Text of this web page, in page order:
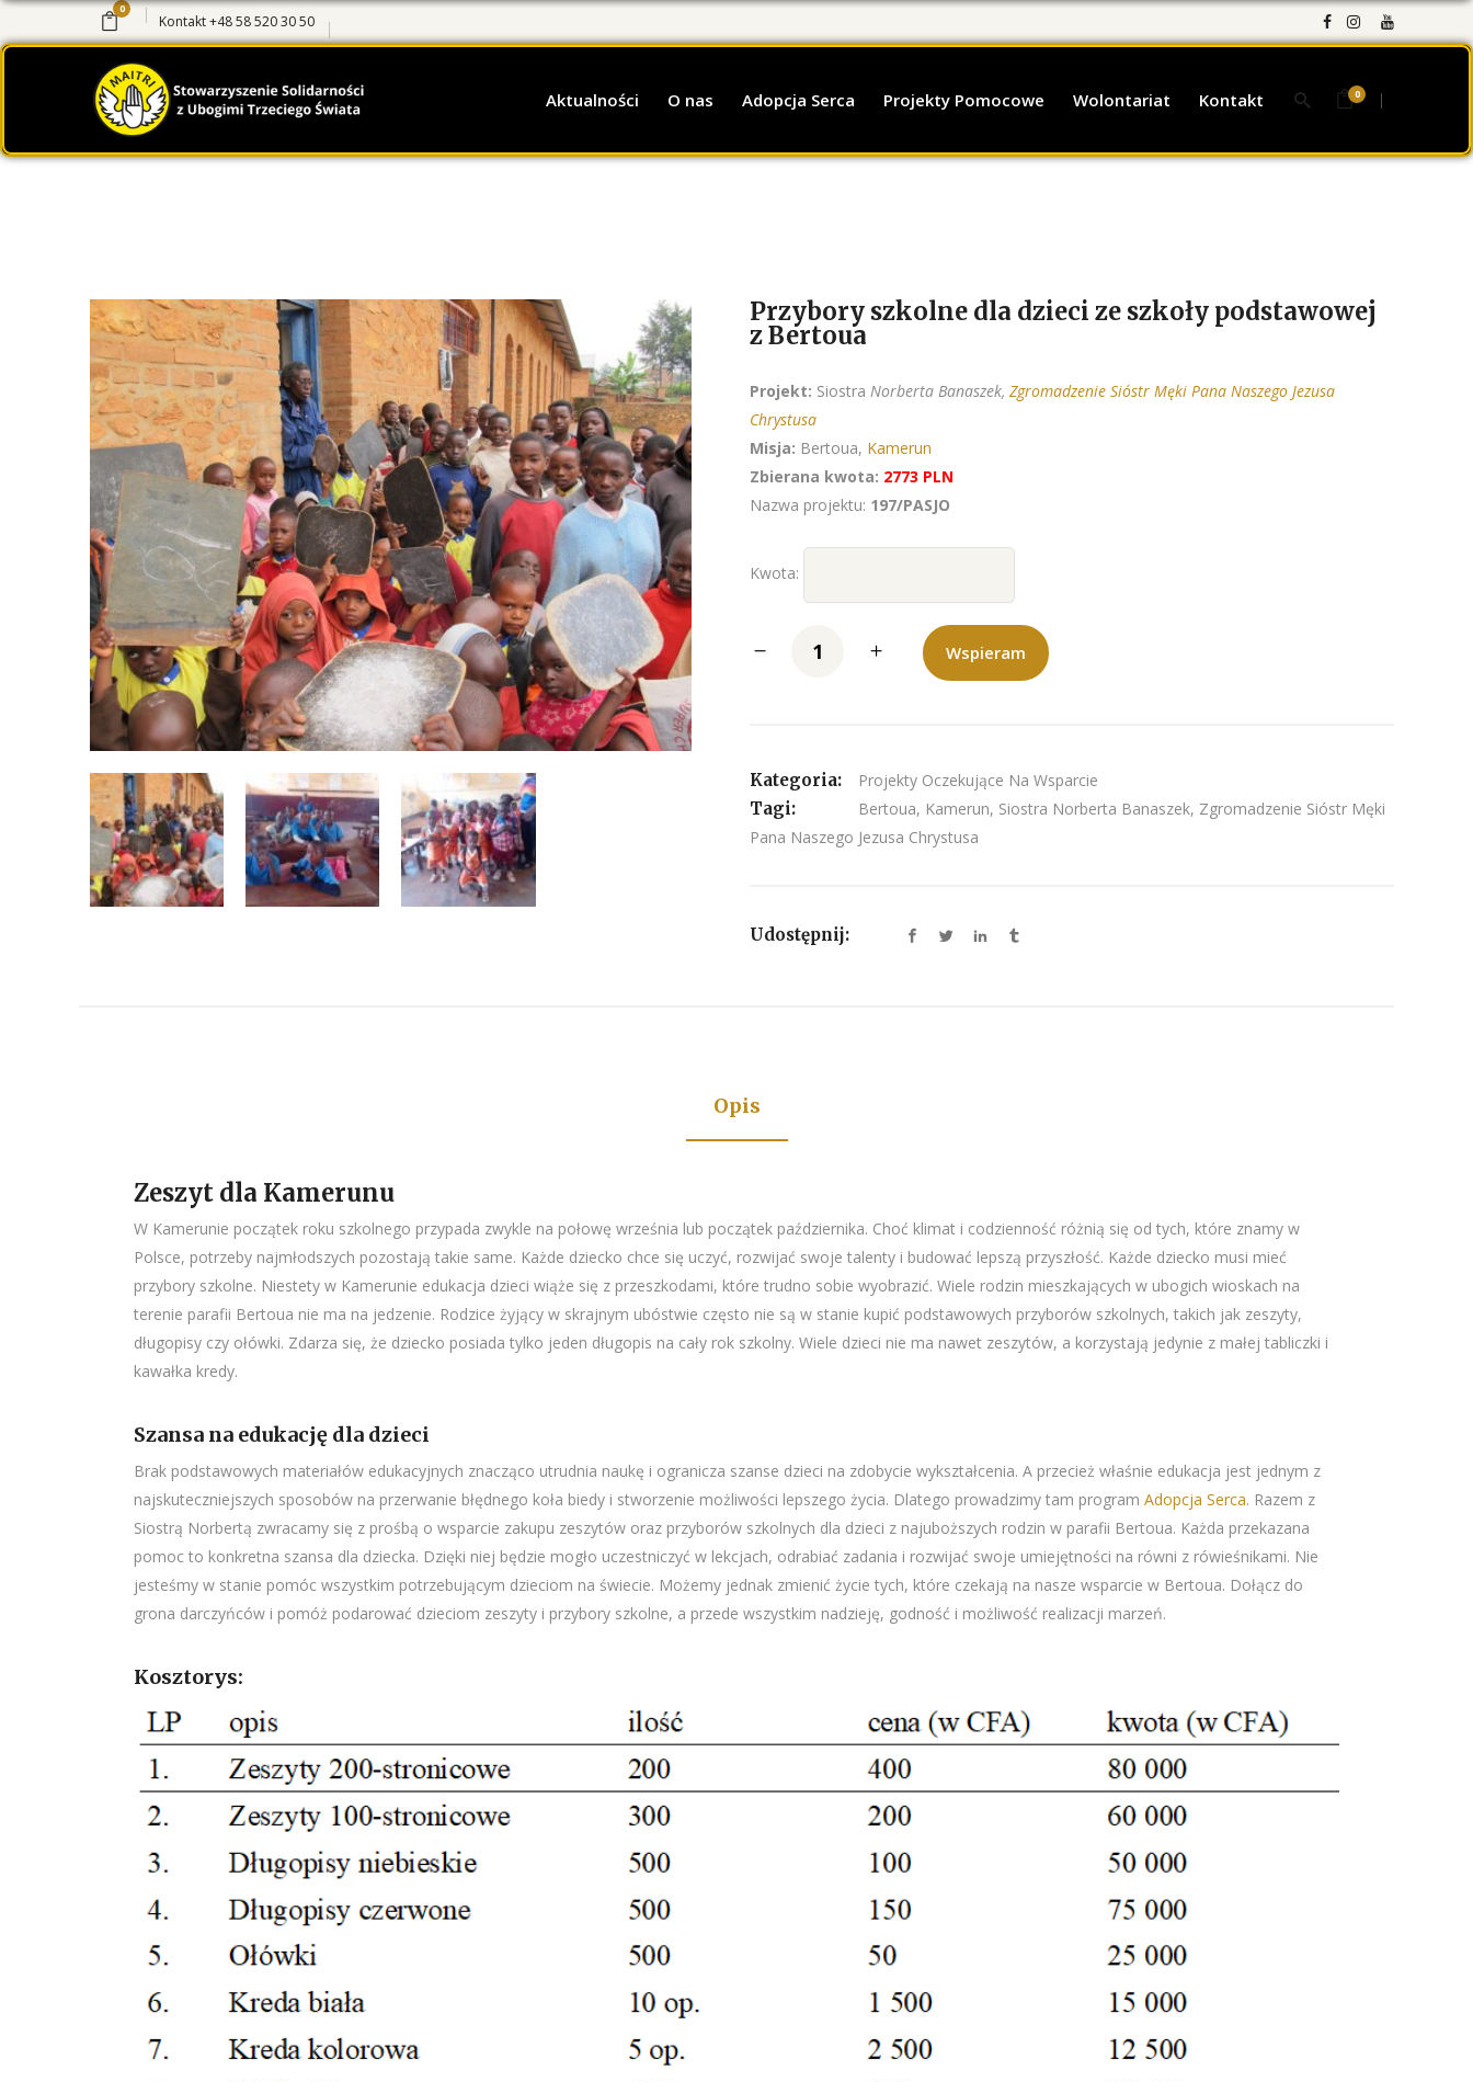
Kontakt+48 58 520 30 50
0
Aktualności O nas Adopcja Serca Projekty Pomocowe Wolontariat Kontakt 0
Przybory szkolne dla dzieci ze szkoły podstawowej
z Bertoua
Projekt: Siostra Norberta Banaszek, Zgromadzenie Sióstr Męki Pana Naszego Jezusa
Chrystusa
Misja: Bertoua, Kamerun
Zbierana kwota: 2773 PLN
Nazwa projektu: 197/PASJO
Kwota:
Wspieram
Kategoria:
Projekty Oczekujące Na Wsparcie
Tagi:
Bertoua, Kamerun, Siostra Norberta Banaszek, Zgromadzenie Sióstr Męki
Pana Naszego Jezusa Chrystusa
Udostępnij:
Opis
Zeszyt dla Kamerunu
W Kamerunie początek roku szkolnego przypada zwykle na połowę września lub początek października. Choć klimat i codzienność różnią się od tych, które znamy w
Polsce, potrzeby najmłodszych pozostają takie same. Każde dziecko chce się uczyć, rozwijać swoje talenty i budować lepszą przyszłość. Każde dziecko musi mieć
przybory szkolne. Niestety w Kamerunie edukacja dzieci wiąże się z przeszkodami, które trudno sobie wyobrazić. Wiele rodzin mieszkających w ubogich wioskach na
terenie parafii Bertoua nie ma na jedzenie. Rodzice żyjący w skrajnym ubóstwie często nie są w stanie kupić podstawowych przyborów szkolnych, takich jak zeszyty,
długopisy czy ołówki. Zdarza się, że dziecko posiada tylko jeden długopis na cały rok szkolny. Wiele dzieci nie ma nawet zeszytów, a korzystają jedynie z małej tabliczki i
kawałka kredy.
Szansa na edukację dla dzieci
Brak podstawowych materiałów edukacyjnych znacząco utrudnia naukę i ogranicza szanse dzieci na zdobycie wykształcenia. A przecież właśnie edukacja jest jednym z
najskuteczniejszych sposobów na przerwanie błędnego koła biedy i stworzenie możliwości lepszego życia. Dlatego prowadzimy tam program Adopcja Serca. Razem z
Siostrą Norbertą zwracamy się z prośbą o wsparcie zakupu zeszytów oraz przyborów szkolnych dla dzieci z najuboższych rodzin w parafii Bertoua. Każda przekazana
pomoc to konkretna szansa dla dziecka. Dzięki niej będzie mogło uczestniczyć w lekcjach, odrabiać zadania i rozwijać swoje umiejętności na równi z rówieśnikami. Nie
jesteśmy w stanie pomóc wszystkim potrzebującym dzieciom na świecie. Możemy jednak zmienić życie tych, które czekają na nasze wsparcie w Bertoua. Dołącz do
grona darczyńców i pomóż podarować dzieciom zeszyty i przybory szkolne, a przede wszystkim nadzieję, godność i możliwość realizacji marzeń.
Kosztorys: